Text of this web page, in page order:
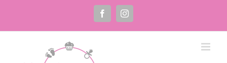
FacebookInstagram